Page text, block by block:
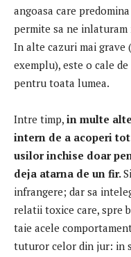
angoasa care
permite sa ne inlaturam
In alte cazuri mai grave
exemplu), este o cale
pentru toata lumea.
Intre timp, in multe
intern de a acoperi
usilor inchise doar
deja atarna de un fir.
infrangere; dar sa
relatii toxice care, spre
taie acele
tuturor celor din jur: in